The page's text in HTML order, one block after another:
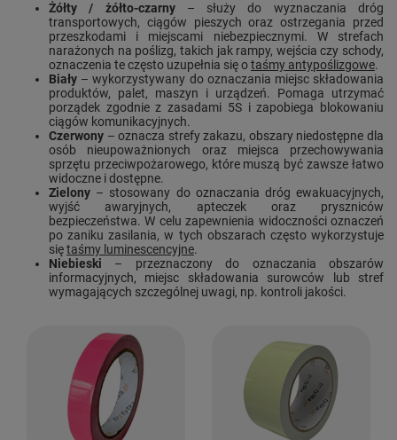
Żółty / żółto-czarny– służy do wyznaczania dróg
transportowych, ciągów pieszych oraz ostrzegania przed
przeszkodami i miejscami niebezpiecznymi. W strefach
narażonych na poślizg, takich jak rampy, wejścia czy schody,
oznaczenia te często uzupełnia się otaśmy antypoślizgowe.
Biały – wykorzystywany do oznaczania miejsc składowania
produktów, palet, maszyn i urządzeń. Pomaga utrzymać
porządek zgodnie z zasadami 5S i zapobiega blokowaniu
ciągów komunikacyjnych.
Czerwony – oznacza strefy zakazu, obszary niedostępne dla
osób nieupoważnionych oraz miejsca przechowywania
sprzętu przeciwpożarowego, które muszą być zawsze łatwo
widoczne i dostępne.
Zielony – stosowany do oznaczania dróg ewakuacyjnych,
wyjść awaryjnych, apteczek oraz pryszniców
bezpieczeństwa. W celu zapewnienia widoczności oznaczeń
po zaniku zasilania, w tych obszarach często wykorzystuje
siętaśmy luminescencyjne.
Niebieski – przeznaczony do oznaczania obszarów
informacyjnych, miejsc składowania surowców lub stref
wymagających szczególnej uwagi, np. kontroli jakości.